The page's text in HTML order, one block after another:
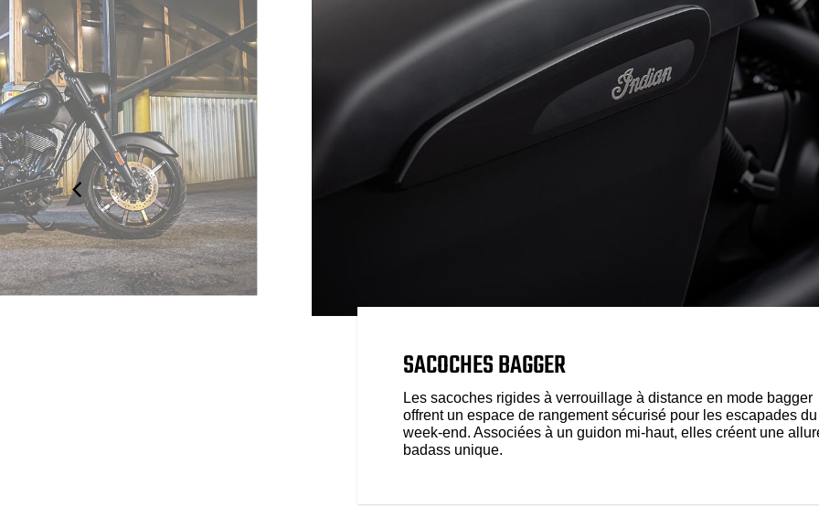
SACOCHES BAGGER
Les sacoches rigides à verrouillage à distance en mode bagger
offrent un espace de rangement sécurisé pour les escapades du
week-end. Associées à un guidon mi-haut, elles créent une
badass unique.